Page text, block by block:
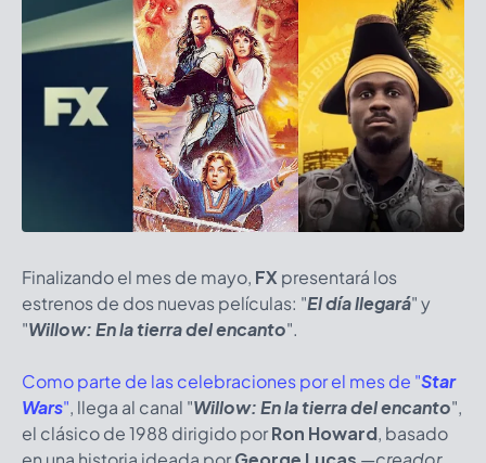
Finalizando el mes de mayo, FX presentará los
estrenos de dos nuevas películas: "El día llegará" y
"Willow: En la tierra del encanto".
Como parte de las celebraciones por el mes de "Star
Wars", llega al canal "Willow: En la tierra del encanto",
el clásico de 1988 dirigido porRon Howard, basado